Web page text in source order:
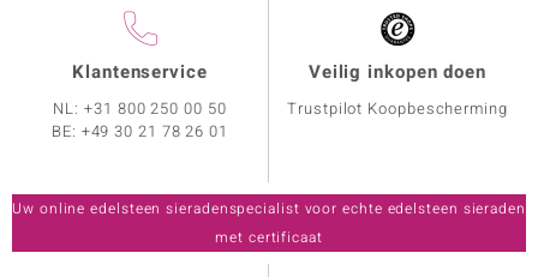
Klantenservice
NL:+31 800 250 00 50
BE: +49 30 21 78 26 01
Veilig inkopen doen
Trustpilot Koopbescherming
Uw online edelsteen sieradenspecialist voor echte edelsteen sieraden
met certificaat